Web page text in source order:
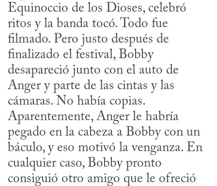
Equinoccio de los Dioses, celebró
ritos y la banda tocó. Todo fue
filmado. Pero justo después de
finalizado el festival, Bobby
desapareció junto con el auto de
Anger y parte de las cintas y las
cámaras. No había copias.
Aparentemente, Anger le habría
pegado en la cabeza a Bobby con un
báculo, y eso motivó la venganza. En
cualquier caso, Bobby pronto
consiguió otro amigo que le ofreció